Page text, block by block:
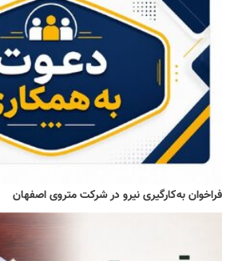
فراخوان به‌کارگیری نیرو در شرکت متروی اصفهان